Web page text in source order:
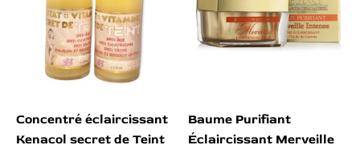
Concentré éclaircissant
Kenacol secret de Teint
Baume Purifiant
Éclaircissant Merveille